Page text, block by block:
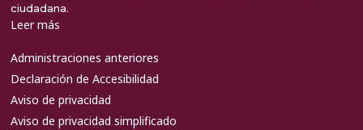
ciudadana.
Leer más
Administraciones anteriores
Declaración de Accesibilidad
Aviso de privacidad
Aviso de privacidad simplificado